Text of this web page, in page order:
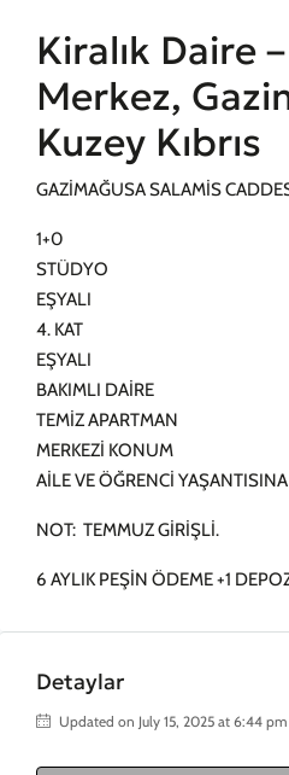
Kiralık Daire
Merkez,
Kuzey Kıbrıs
GAZİMAĞUSA SALAMİS
1+0
STÜDYO
EŞYALI
4. KAT
EŞYALI
BAKIMLI DAİRE
TEMİZ APARTMAN
MERKEZİ KONUM
AİLE VE ÖĞRENCİ
NOT: TEMMUZ GİRİŞLİ.
6 AYLIK PEŞİN ÖDEME +1
Detaylar
Updated on July 15, 2025 at 6:44 pm